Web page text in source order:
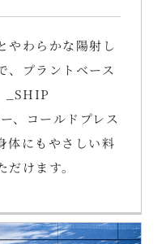
やわらかな陽射し
、プラントベース
_SHIP
、コールドプレス
体にもやさしい料
けます。